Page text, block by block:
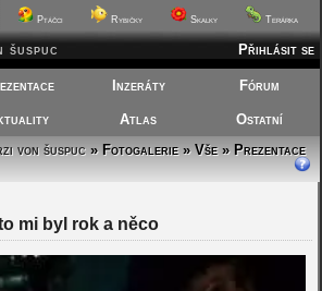
Ptáčci Rybičky Skalky Terárka
Přihlásit se
šuspuc
Inzeráty Fórum
Atlas
Ostatní
von šuspuc » Fotogalerie » Vše » Prezentace
mi byl rok a něco